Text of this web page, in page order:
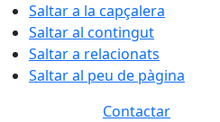
Saltar a la capçalera
Saltar al contingut
Saltar a relacionats
Saltar al peu de pàgina
Contactar